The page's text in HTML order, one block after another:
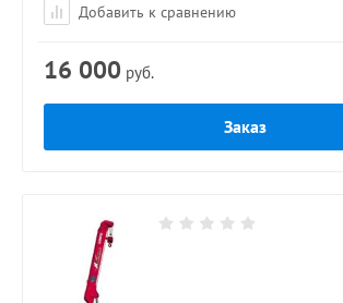
Добавить к сравнению
16 000 руб.
Заказ